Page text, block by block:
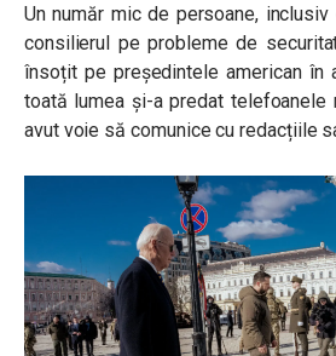
Un număr mic de persoane,
consilierul pe probleme de
însoțit pe președintele american în
toată lumea și-a predat telefoanele
avut voie să comunice cu redacțiile